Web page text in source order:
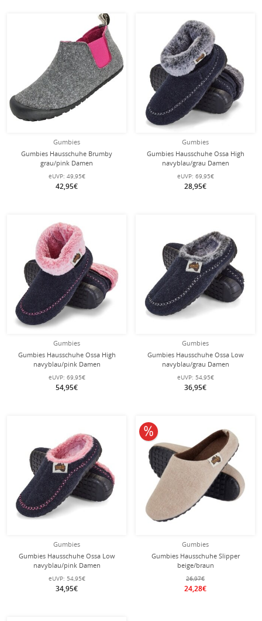
Gumbies
Gumbies Hausschuhe Brumby
grau/pink Damen
eUVP: 49,95€
42,95€
Gumbies
Gumbies Hausschuhe Ossa High
navyblau/grau Damen
eUVP: 69,95€
28,95€
Gumbies
Gumbies Hausschuhe Ossa High
navyblau/pink Damen
eUVP: 69,95€
54,95€
Gumbies
Gumbies Hausschuhe Ossa Low
navyblau/grau Damen
eUVP: 54,95€
36,95€
Gumbies
Gumbies Hausschuhe Ossa Low
navyblau/pink Damen
eUVP: 54,95€
34,95€
Gumbies
Gumbies Hausschuhe Slipper
beige/braun
26,97€
24,28€
10% reduziert